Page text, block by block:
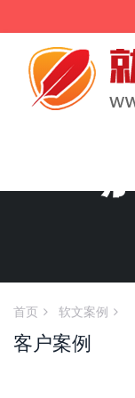
首页 软文案例
客户案例